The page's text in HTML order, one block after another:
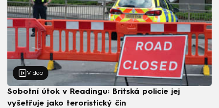
Video
Sobotní útok v Readingu: Britská policie jej
vyšetřuje jako teroristický čin